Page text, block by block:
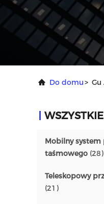
Do domu> Gu
Mobilny system
taśmowego (28)
Teleskopowy
(21)